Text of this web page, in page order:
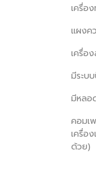
เครื่อ
แผงค
เครื่อ
มีระบ
มีหลอ
คอมเ
เครื่อ
ด้วย)